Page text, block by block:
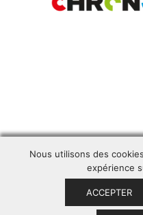
Nous utilisons des
expérience
ACCEPTER